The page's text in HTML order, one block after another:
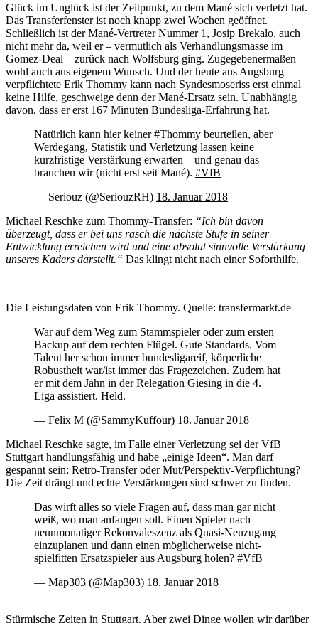
Glück im Unglück ist der Zeitpunkt, zu dem Mané sich verletzt hat.
Das Transferfenster ist noch knapp zwei Wochen geöffnet.
Schließlich ist der Mané-Vertreter Nummer 1, Josip Brekalo, auch
nicht mehr da, weil er – vermutlich als Verhandlungsmasse im
Gomez-Deal – zurück nach Wolfsburg ging. Zugegebenermaßen
wohl auch aus eigenem Wunsch. Und der heute aus Augsburg
verpflichtete Erik Thommy kann nach Syndesmoseriss erst einmal
keine Hilfe, geschweige denn der Mané-Ersatz sein. Unabhängig
davon, dass er erst 167 Minuten Bundesliga-Erfahrung hat.
Natürlich kann hier keiner#Thommy beurteilen, aber
Werdegang, Statistik und Verletzung lassen keine
kurzfristige Verstärkung erwarten – und genau das
brauchen wir (nicht erst seit Mané). #VfB
— Seriouz (@SeriouzRH) 18. Januar 2018
Michael Reschke zum Thommy-Transfer: “Ich bin davon
überzeugt, dass er bei uns rasch die nächste Stufe in seiner
Entwicklung erreichen wird und eine absolut sinnvolle Verstärkung
unseres Kaders darstellt.“ Das klingt nicht nach einer Soforthilfe.
Die Leistungsdaten von Erik Thommy. Quelle: transfermarkt.de
War auf dem Weg zum Stammspieler oder zum ersten
Backup auf dem rechten Flügel. Gute Standards. Vom
Talent her schon immer bundesligareif, körperliche
Robustheit war/ist immer das Fragezeichen. Zudem hat
er mit dem Jahn in der Relegation Giesing in die 4.
Liga assistiert. Held.
— Felix M (@SammyKuffour) 18. Januar 2018
Michael Reschke sagte, im Falle einer Verletzung sei der VfB
Stuttgart handlungsfähig und habe „einige Ideen“. Man darf
gespannt sein: Retro-Transfer oder Mut/Perspektiv-Verpflichtung?
Die Zeit drängt und echte Verstärkungen sind schwer zu finden.
Das wirft alles so viele Fragen auf, dass man gar nicht
weiß, wo man anfangen soll. Einen Spieler nach
neunmonatiger Rekonvaleszenz als Quasi-Neuzugang
einzuplanen und dann einen möglicherweise nicht-
spielfitten Ersatzspieler aus Augsburg holen? #VfB
— Map303 (@Map303) 18. Januar 2018
Stürmische Zeiten in Stuttgart. Aber zwei Dinge wollen wir darüber